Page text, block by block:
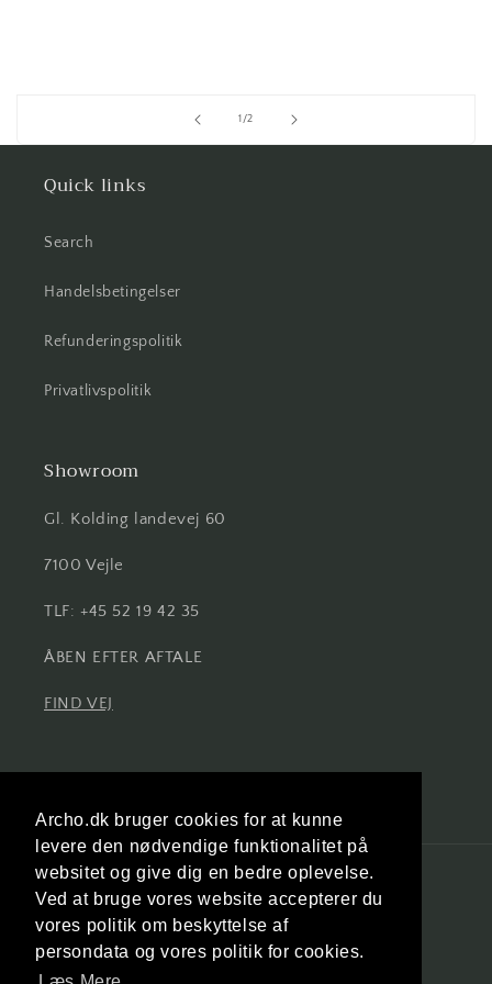
Archo.dk bruger cookies for at kunne
levere den nødvendige funktionalitet på
websitet og give dig en bedre oplevelse.
Ved at bruge vores website accepterer du
vores politik om beskyttelse af
persondata og vores politik for cookies.
1 /af
2
Quick links
Search
Handelsbetingelser
Refunderingspolitik
Privatlivspolitik
Showroom
Gl. Kolding landevej 60
7100 Vejle
TLF: +45 52 19 42 35
ÅBEN EFTER AFTALE
FIND VEJ
Danmark (DKK kr.)